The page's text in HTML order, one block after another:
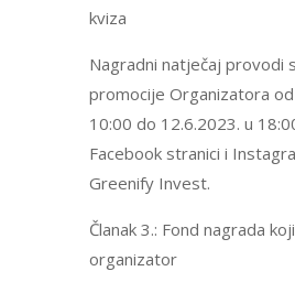
kviza
Nagradni natječaj provodi
promocije Organizatora
10:00 do 12.6.2023. u
Facebook stranici i
Greenify Invest.
Članak 3.: Fond nagrada
organizator